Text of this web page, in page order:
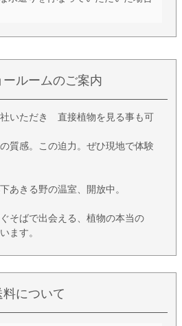
ルームのご案内
いただき 直接植物を見る事も可
質感。この迫力。ぜひ現地で体験
あきる野の温室、開放中。
そばで出会える、植物の本当の
ます。
料について